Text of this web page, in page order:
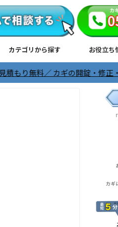
カテゴリから探す お役立ち
カギの開錠・修正・交換は日